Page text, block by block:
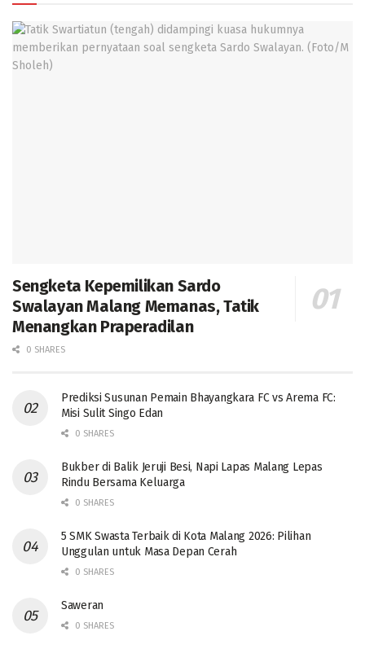
Sengketa Kepemilikan Sardo
Swalayan Malang Memanas, Tatik
Menangkan Praperadilan
0 SHARES
Prediksi Susunan Pemain Bhayangkara FC vs Arema FC:
Misi Sulit Singo Edan
0 SHARES
Bukber di Balik Jeruji Besi, Napi Lapas Malang Lepas
Rindu Bersama Keluarga
0 SHARES
5 SMK Swasta Terbaik di Kota Malang 2026: Pilihan
Unggulan untuk Masa Depan Cerah
0 SHARES
Saweran
0 SHARES